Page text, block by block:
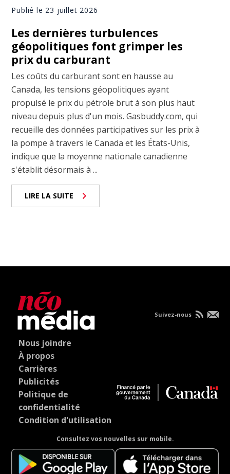
Publié le 23 juillet 2026
Les dernières turbulences
géopolitiques font grimper les
prix du carburant
Les coûts du carburant sont en hausse au
Canada, les tensions géopolitiques ayant
propulsé le prix du pétrole brut à son plus haut
niveau depuis plus d'un mois. Gasbuddy.com, qui
recueille des données participatives sur les prix à
la pompe à travers le Canada et les États-Unis,
indique que la moyenne nationale canadienne
s'établit désormais à ...
LIRE LA SUITE
Nous joindre
À propos
Carrières
Publicités
Politique de
confidentialité
Condition d'utilisation
Consultez vos nouvelles sur mobile.
Suivez-nous